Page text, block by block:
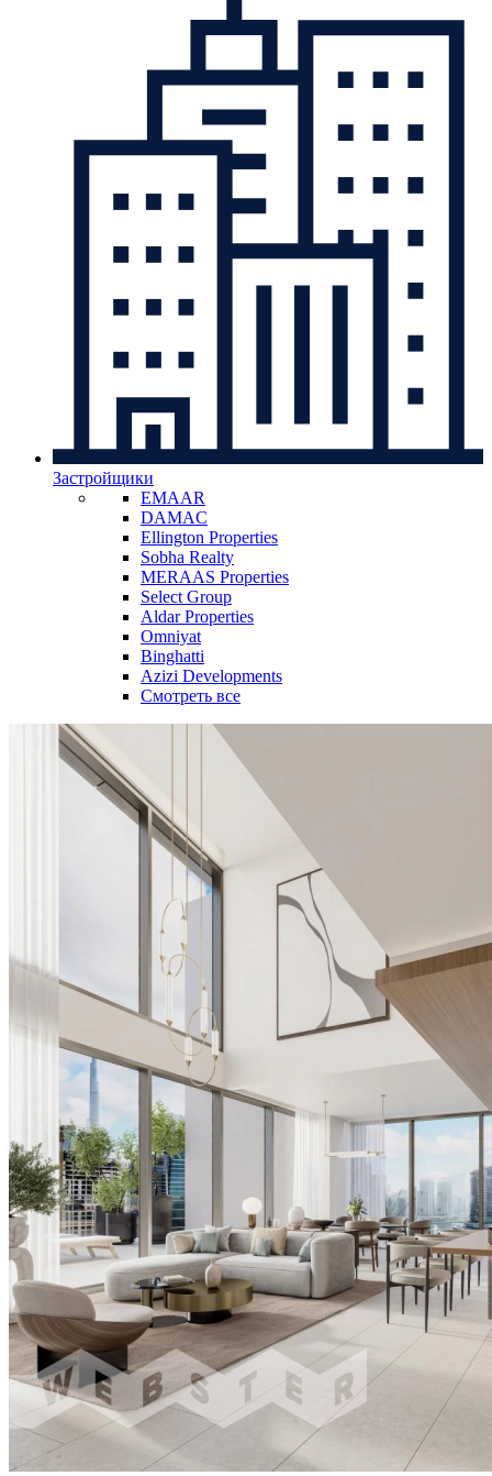
Застройщики
EMAAR
DAMAC
Ellington Properties
Sobha Realty
MERAAS Properties
Select Group
Aldar Properties
Omniyat
Binghatti
Azizi Developments
Смотреть все